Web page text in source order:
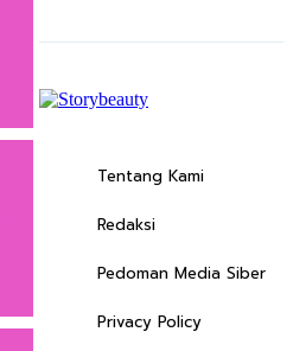
Tentang Kami
Redaksi
Pedoman Media Siber
Privacy Policy